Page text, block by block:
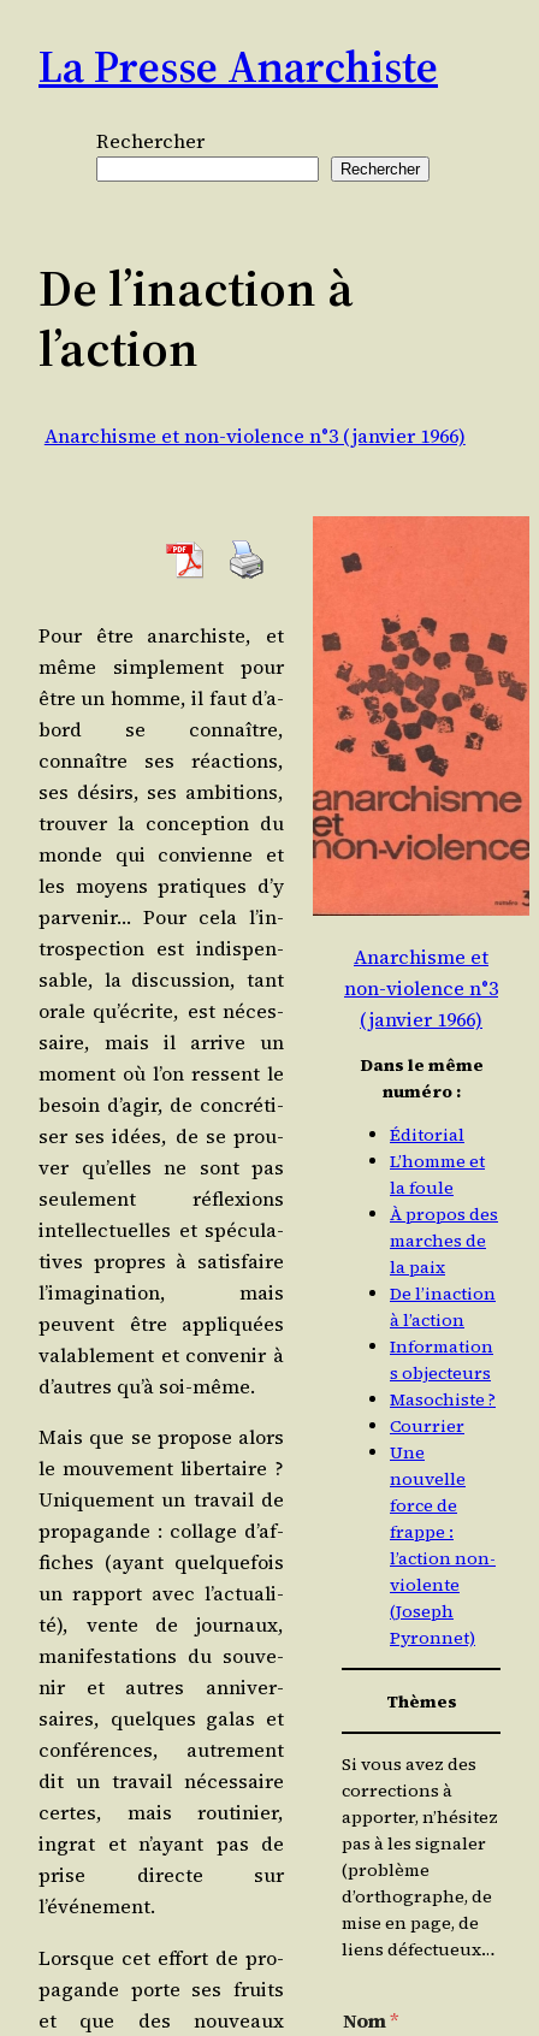
contenu
La Presse Anarchiste
Rechercher
Rechercher
De l’inaction à
l’action
Anarchisme et non-violence n°3 (janvier 1966)
Pour être anar­chiste, et
même sim­ple­ment pour
être un homme, il faut d’a­
bord se connaître,
connaître ses réac­tions,
ses dési­rs, ses ambi­tions,
trou­ver la concep­tion du
monde qui convienne et
les moyens pra­tiques d’y
par­ve­nir… Pour cela l’in­
tros­pec­tion est indis­pen­
sable, la dis­cus­sion, tant
orale qu’é­crite, est néces­
saire, mais il arrive un
moment où l’on res­sent le
besoin d’a­gir, de concré­ti­
ser ses idées, de se prou­
ver qu’elles ne sont pas
seule­ment réflexions
intel­lec­tuelles et spé­cu­la­
tives propres à satis­faire
l’i­ma­gi­na­tion, mais
peuvent être appli­quées
vala­ble­ment et conve­nir à
d’autres qu’à soi-même.
Mais que se pro­pose alors
le mou­ve­ment liber­taire ?
Uni­que­ment un tra­vail de
pro­pa­gande : col­lage d’af­
fiches (ayant quel­que­fois
un rap­port avec l’ac­tua­li­
té), vente de jour­naux,
mani­fes­ta­tions du sou­ve­
nir et autres anni­ver­
saires, quelques galas et
confé­rences, autre­ment
dit un tra­vail néces­saire
certes, mais rou­ti­nier,
ingrat et n’ayant pas de
prise directe sur
l’événement.
Lorsque cet effort de pro­
pa­gande porte ses fruits
et que des nou­veaux
Anarchisme et
non-violence n°3
(janvier 1966)
Dans le même
numéro :
Éditorial
L’homme et
la foule
À propos des
marches de
la paix
De l’inaction
à l’action
Information
s objecteurs
Masochiste ?
Courrier
Une
nouvelle
force de
frappe :
l’action non-
violente
(Joseph
Pyronnet)
Thèmes
Si vous avez des
corrections à
apporter, n’hésitez
pas à les signaler
(problème
d’orthographe, de
mise en page, de
liens défectueux…
Nom*